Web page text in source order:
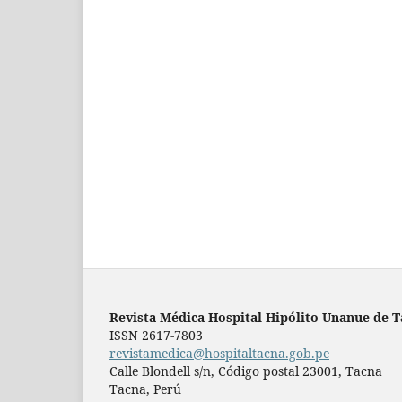
Revista Médica Hospital Hipólito Unanue de
ISSN 2617-7803
revistamedica@hospitaltacna.gob.pe
Calle Blondell s/n, Código postal 23001, Tacna
Tacna, Perú